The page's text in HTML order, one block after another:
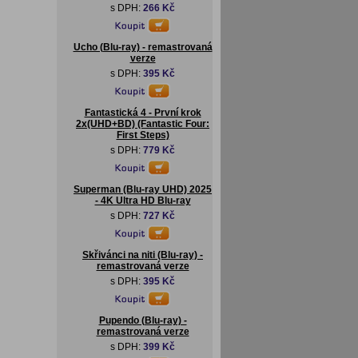
s DPH: 266 Kč
Ucho (Blu-ray) - remastrovaná
verze
s DPH: 395 Kč
Fantastická 4 - První krok
2x(UHD+BD) (Fantastic Four:
First Steps)
s DPH: 779 Kč
Superman (Blu-ray UHD) 2025
- 4K Ultra HD Blu-ray
s DPH: 727 Kč
Skřivánci na niti (Blu-ray) -
remastrovaná verze
s DPH: 395 Kč
Pupendo (Blu-ray) -
remastrovaná verze
s DPH: 399 Kč